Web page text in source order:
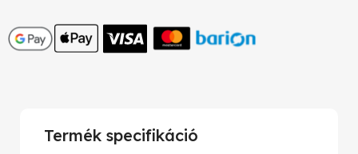
Termék specifikáció